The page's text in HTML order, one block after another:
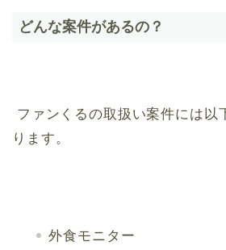
どんな案件があるの？
ファンくるの取扱い案件には以
ります。
外食モニター